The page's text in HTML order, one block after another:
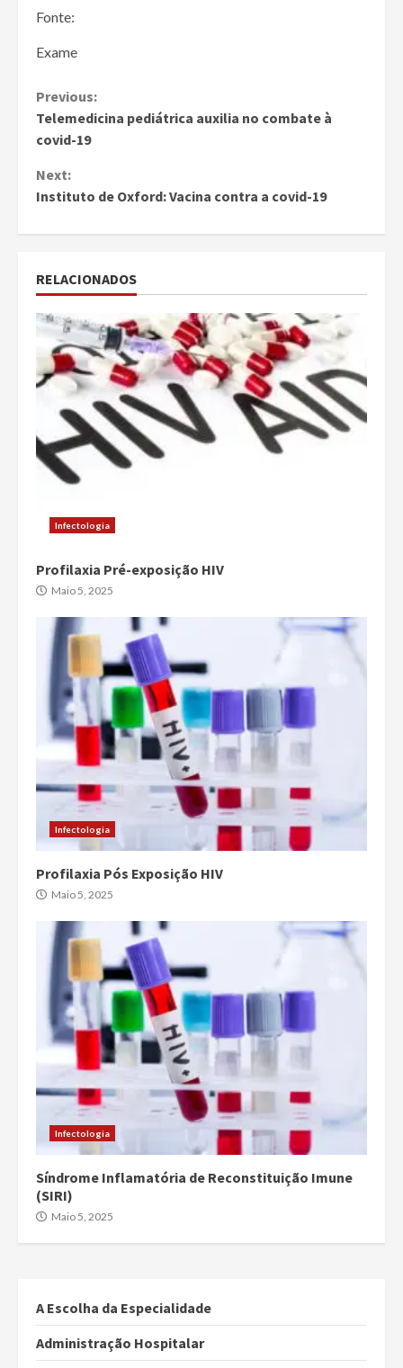
Fonte:
Exame
Continue
Reading
Previous:
Telemedicina pediátrica auxilia no combate à
covid-19
Next:
Instituto de Oxford: Vacina contra a covid-19
RELACIONADOS
Infectologia
Profilaxia Pré-exposição HIV
Maio 5, 2025
Infectologia
Profilaxia Pós Exposição HIV
Maio 5, 2025
Infectologia
Síndrome Inflamatória de Reconstituição Imune
(SIRI)
Maio 5, 2025
A Escolha da Especialidade
Administração Hospitalar